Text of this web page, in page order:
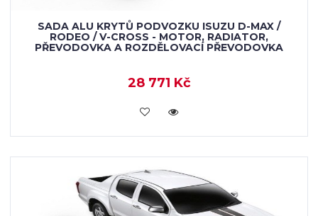
SADA ALU KRYTŮ PODVOZKU ISUZU D-MAX /
RODEO / V-CROSS - MOTOR, RADIATOR,
PŘEVODOVKA A ROZDĚLOVACÍ PŘEVODOVKA
28 771 Kč
KOUPIT